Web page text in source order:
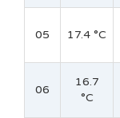
05
17.4 °C
06
16.7
°C